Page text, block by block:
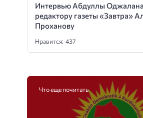
Интервью Абдуллы
редактору газеты «Завтра»
Проханову
Нравится: 437
Что еще почитать